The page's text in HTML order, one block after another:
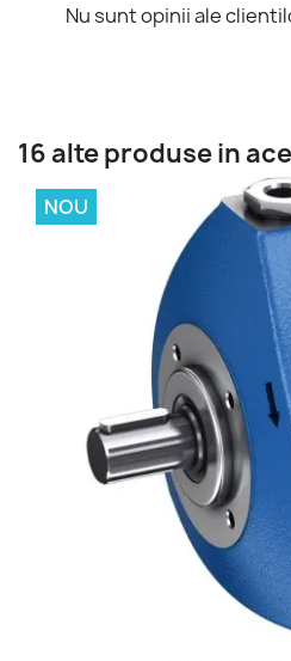
Nu sunt opinii ale
16 alte produse in
NOU